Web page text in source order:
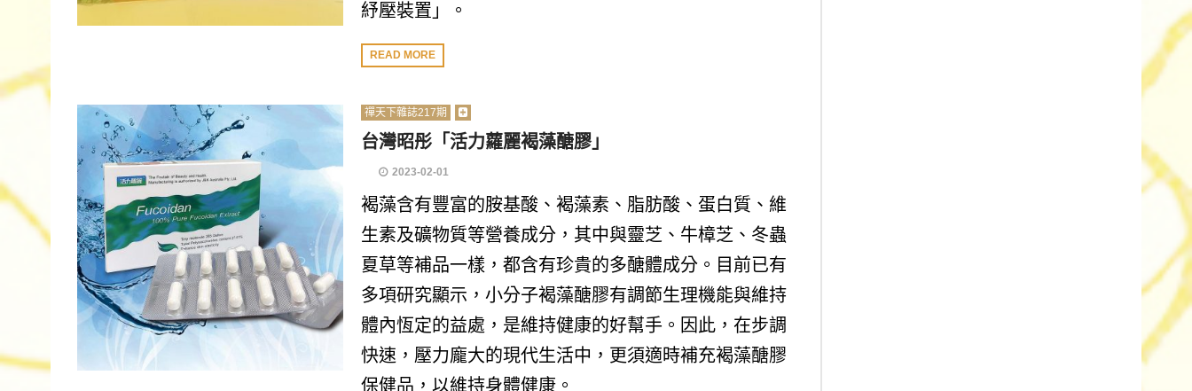
紓壓裝置」。
READ MORE
禪天下雜誌217期
台灣昭彤「活力蘿麗褐藻醣膠」
2023-02-01
褐藻含有豐富的胺基酸、褐藻素、脂肪酸、蛋白質、維
生素及礦物質等營養成分，其中與靈芝、牛樟芝、冬蟲
夏草等補品一樣，都含有珍貴的多醣體成分。目前已有
多項研究顯示，小分子褐藻醣膠有調節生理機能與維持
體內恆定的益處，是維持健康的好幫手。因此，在步調
快速，壓力龐大的現代生活中，更須適時補充褐藻醣膠
保健品，以維持身體健康。